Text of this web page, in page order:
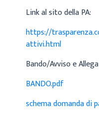
Link al sito della PA:
https://
attivi.html
Bando/Avviso e
BANDO.pdf
schema domanda di